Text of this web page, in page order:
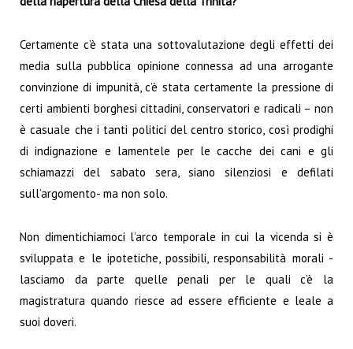
Certamente c’è stata una sottovalutazione degli effetti dei
media sulla pubblica opinione connessa ad una arrogante
convinzione di impunità, c’è stata certamente la pressione di
certi ambienti borghesi cittadini, conservatori e radicali – non
è casuale che i tanti politici del centro storico, così prodighi
di indignazione e lamentele per le cacche dei cani e gli
schiamazzi del sabato sera, siano silenziosi e defilati
sull’argomento- ma non solo.
Non dimentichiamoci l’arco temporale in cui la vicenda si è
sviluppata e le ipotetiche, possibili, responsabilità morali -
lasciamo da parte quelle penali per le quali c’è la
magistratura quando riesce ad essere efficiente e leale a
suoi doveri.